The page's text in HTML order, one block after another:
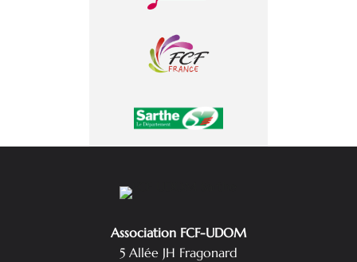
Association FCF-UDOM
5 Allée JH Fragonard